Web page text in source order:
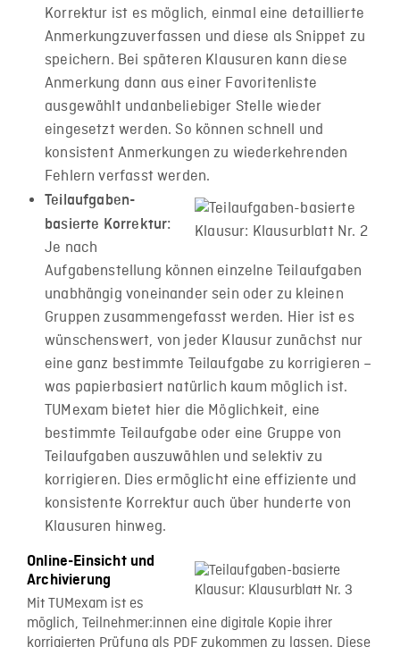
Korrektur ist es möglich, einmal eine detaillierte
Anmerkungzuverfassen und diese als Snippet zu
speichern. Bei späteren Klausuren kann diese
Anmerkung dann aus einer Favoritenliste
ausgewählt undanbeliebiger Stelle wieder
eingesetzt werden. So können schnell und
konsistent Anmerkungen zu wiederkehrenden
Fehlern verfasst werden.
Teilaufgaben-
basierte Korrektur:
Je nach
Aufgabenstellung können einzelne Teilaufgaben
unabhängig voneinander sein oder zu kleinen
Gruppen zusammengefasst werden. Hier ist es
wünschenswert, von jeder Klausur zunächst nur
eine ganz bestimmte Teilaufgabe zu korrigieren –
was papierbasiert natürlich kaum möglich ist.
TUMexam bietet hier die Möglichkeit, eine
bestimmte Teilaufgabe oder eine Gruppe von
Teilaufgaben auszuwählen und selektiv zu
korrigieren. Dies ermöglicht eine effiziente und
konsistente Korrektur auch über hunderte von
Klausuren hinweg.
Online-Einsicht und
Archivierung
Mit TUMexam ist es
möglich, Teilnehmer:innen eine digitale Kopie ihrer
korrigierten Prüfung als PDF zukommen zu lassen. Diese